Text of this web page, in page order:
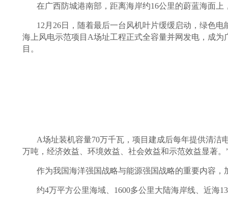
在广西防城港南部，距离海岸约16公里的蔚蓝海面
12月26日，随着最后一台风机叶片缓缓启动，绿色
海上风电示范项目A场址工程正式全容量并网发电，成
目。
A场址装机容量70万千瓦，项目建成后每年提供清洁
万吨，经济效益、环境效益、社会效益和示范效益显著
作为我国海洋强国战略与能源强国战略的重要内容，
约4万平方公里海域、1600多公里大陆海岸线、近